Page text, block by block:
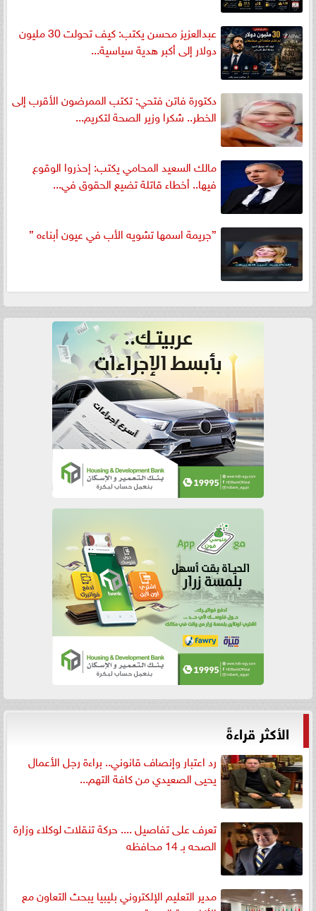
عبدالعزيز محسن يكتب: كيف تحولت 30 مليون
دولار إلى أكبر هدية سياسية...
دكتورة فاتن فتحي: تكتب الممرضون الأقرب إلى
الخطر.. شكرا وزير الصحة لتكريم...
مالك السعيد المحامي يكتب: إحذروا الوقوع
فيها.. أخطاء قاتلة تضيع الحقوق في...
”جريمة اسمها تشويه الأب في عيون أبناءه ”
الأكثر قراءةً
رد اعتبار وإنصاف قانوني.. براءة رجل الأعمال
يحيى الصعيدي من كافة التهم...
تعرف على تفاصيل .... حركة تنقلات لوكلاء وزارة
الصحه بـ 14 محافظه
مدير التعليم الإلكتروني بليبيا يبحث التعاون مع